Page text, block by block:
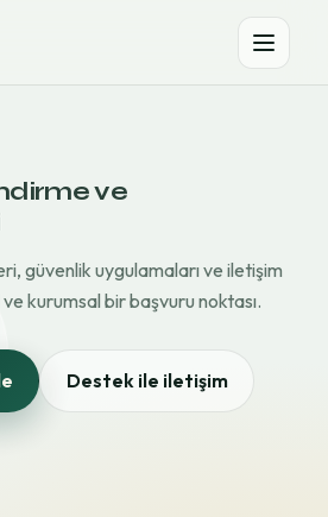
ve
güvenlik uygulamaları ve iletişim
kurumsal bir başvuru noktası.
Destek ile iletişim